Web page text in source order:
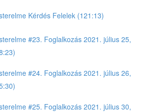
Kérdés Felelek (121:13)
#23. Foglalkozás 2021. július 25,
#24. Foglalkozás 2021. július 26,
#25. Foglalkozás 2021. július 30,